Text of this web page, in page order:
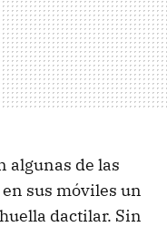
algunas de las
sus móviles un
dactilar. Sin